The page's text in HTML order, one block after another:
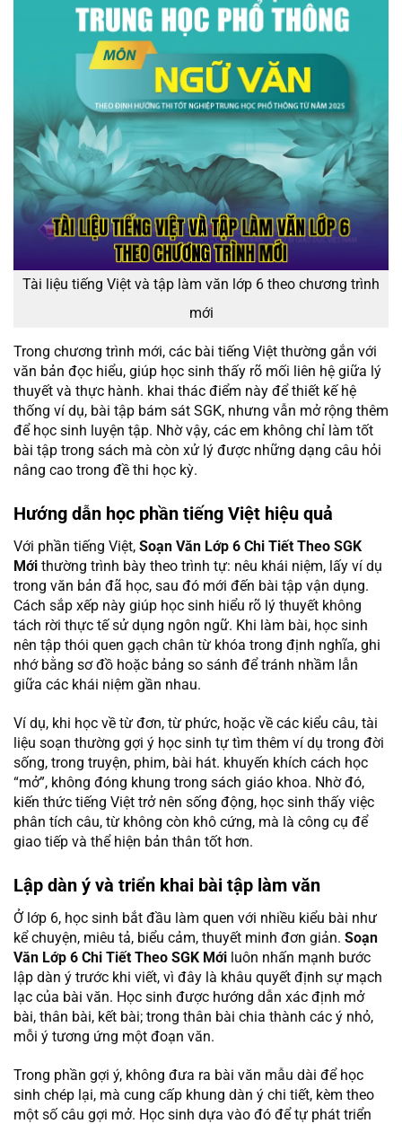
Tài liệu tiếng Việt và tập làm văn lớp 6 theo chương trình
mới
Trong chương trình mới, các bài tiếng Việt thường gắn với
văn bản đọc hiểu, giúp học sinh thấy rõ mối liên hệ giữa lý
thuyết và thực hành. khai thác điểm này để thiết kế hệ
thống ví dụ, bài tập bám sát SGK, nhưng vẫn mở rộng thêm
để học sinh luyện tập. Nhờ vậy, các em không chỉ làm tốt
bài tập trong sách mà còn xử lý được những dạng câu hỏi
nâng cao trong đề thi học kỳ.
Hướng dẫn học phần tiếng Việt hiệu quả
Với phần tiếng Việt, Soạn Văn Lớp 6 Chi Tiết Theo SGK
Mới thường trình bày theo trình tự: nêu khái niệm, lấy ví dụ
trong văn bản đã học, sau đó mới đến bài tập vận dụng.
Cách sắp xếp này giúp học sinh hiểu rõ lý thuyết không
tách rời thực tế sử dụng ngôn ngữ. Khi làm bài, học sinh
nên tập thói quen gạch chân từ khóa trong định nghĩa, ghi
nhớ bằng sơ đồ hoặc bảng so sánh để tránh nhầm lẫn
giữa các khái niệm gần nhau.
Ví dụ, khi học về từ đơn, từ phức, hoặc về các kiểu câu, tài
liệu soạn thường gợi ý học sinh tự tìm thêm ví dụ trong đời
sống, trong truyện, phim, bài hát. khuyến khích cách học
“mở”, không đóng khung trong sách giáo khoa. Nhờ đó,
kiến thức tiếng Việt trở nên sống động, học sinh thấy việc
phân tích câu, từ không còn khô cứng, mà là công cụ để
giao tiếp và thể hiện bản thân tốt hơn.
Lập dàn ý và triển khai bài tập làm văn
Ở lớp 6, học sinh bắt đầu làm quen với nhiều kiểu bài như
kể chuyện, miêu tả, biểu cảm, thuyết minh đơn giản. Soạn
Văn Lớp 6 Chi Tiết Theo SGK Mới luôn nhấn mạnh bước
lập dàn ý trước khi viết, vì đây là khâu quyết định sự mạch
lạc của bài văn. Học sinh được hướng dẫn xác định mở
bài, thân bài, kết bài; trong thân bài chia thành các ý nhỏ,
mỗi ý tương ứng một đoạn văn.
Trong phần gợi ý, không đưa ra bài văn mẫu dài để học
sinh chép lại, mà cung cấp khung dàn ý chi tiết, kèm theo
một số câu gợi mở. Học sinh dựa vào đó để tự phát triển